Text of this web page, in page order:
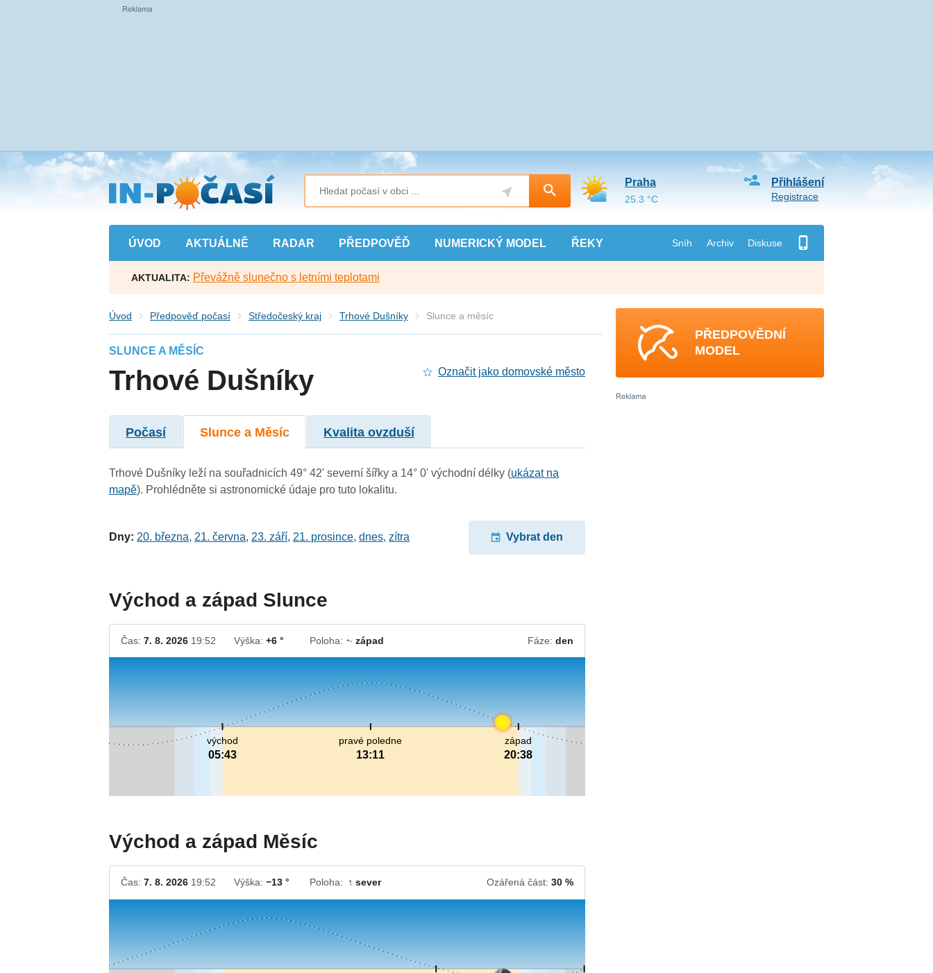
Přejít
na
hlavní
obsah
ÚVOD AKTUÁLNĚ RADAR PŘEDPOVĚĎ NUMERICKÝ MODEL ŘEKY Sníh Archiv Diskuse
Přihlášení
Registrace
Praha
25.3 °C
AKTUALITA: Převážně slunečno s letními teplotami
Úvod Předpověď počasí Středočeský kraj Trhové Dušníky Slunce a měsíc
SLUNCE A MĚSÍC
Trhové Dušníky Označit jako domovské město
Počasí Slunce a Měsíc Kvalita ovzduší
Trhové Dušníky leží na souřadnicích 49° 42' severní šířky a 14° 0' východní délky (ukázat na
mapě). Prohlédněte si astronomické údaje pro tuto lokalitu.
Dny: 20. března, 21. června, 23. září, 21. prosince,dnes,zítra Vybrat den
Východ a západ Slunce
Čas:7. 8. 2026 19:52 Výška:+6 ° Poloha: ↓západ Fáze: den
pravé poledne
13:11
východ
05:43
západ
20:38
Východ a západ Měsíc
Čas:7. 8. 2026 19:52 Výška:−13 ° Poloha: ↓ sever Ozářená část: 30 %
PŘEDPOVĚDNÍ
MODEL